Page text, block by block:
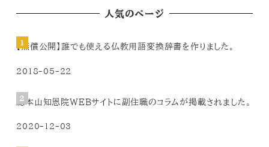
人気のページ
【無償公開】誰でも使える仏教用語変換辞書を作りました。
2018-05-22
総本山知恩院WEBサイトに副住職のコラムが掲載されました。
2020-12-03